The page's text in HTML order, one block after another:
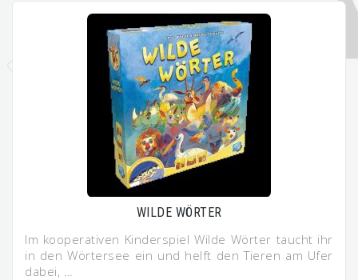
WILDE WÖRTER
Im kooperativen Kinderspiel Wilde Wörter taucht ihr
in den Wörtersee ein und helft den Tieren am Ufer
dabei, …